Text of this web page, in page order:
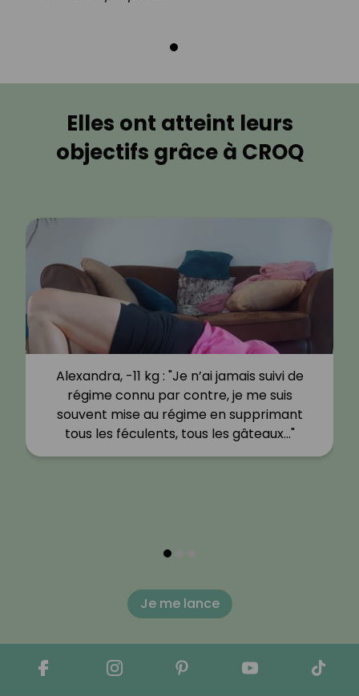
Elles ont atteint leurs
objectifs grâce à CROQ
Alexandra, -11 kg : "Je n’ai jamais suivi de
régime connu par contre, je me suis
souvent mise au régime en supprimant
tous les féculents, tous les gâteaux…"
Je me lance